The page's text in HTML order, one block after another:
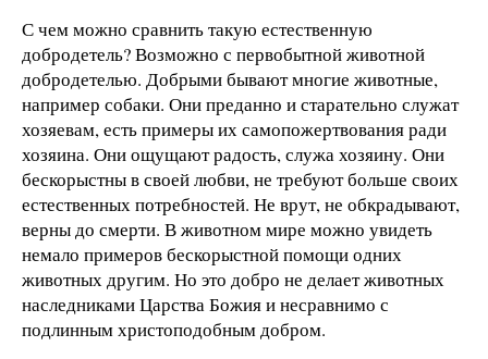
С чем можно сравнить такую естественную
добродетель? Возможно с первобытной животной
добродетелью. Добрыми бывают многие животные,
например собаки. Они преданно и старательно служат
хозяевам, есть примеры их самопожертвования ради
хозяина. Они ощущают радость, служа хозяину. Они
бескорыстны в своей любви, не требуют больше своих
естественных потребностей. Не врут, не обкрадывают,
верны до смерти. В животном мире можно увидеть
немало примеров бескорыстной помощи одних
животных другим. Но это добро не делает животных
наследниками Царства Божия и несравнимо с
подлинным христоподобным добром.